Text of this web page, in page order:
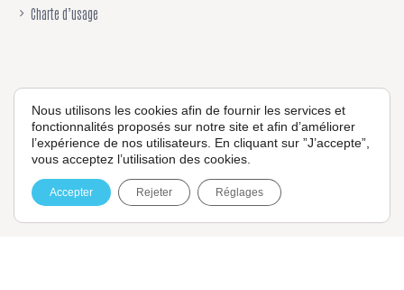
Charte d’usage
Mentions légales
Nous utilisons les cookies afin de fournir les services et
fonctionnalités proposés sur notre site et afin d’améliorer
l’expérience de nos utilisateurs. En cliquant sur ”J’accepte”,
vous acceptez l’utilisation des cookies.
Accepter Rejeter Réglages